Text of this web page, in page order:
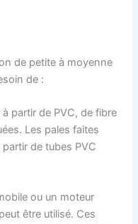
de petite à moyenne
de :
partir de PVC, de fibre
Les pales faites
de tubes PVC
ou un moteur
être utilisé. Ces